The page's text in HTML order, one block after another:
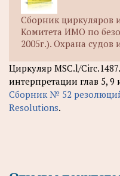
Сборник циркуляров
Комитета ИМО по
2005г.). Охрана судов
Циркуляр MSC.l/
интерпретации глав 5, 9
Сборник № 52
Resolutions.